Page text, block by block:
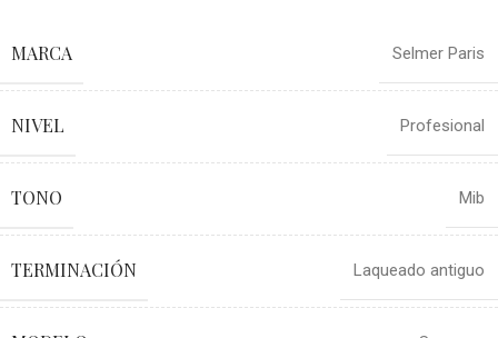
MARCA Selmer Paris
NIVEL Profesional
TONO Mib
TERMINACIÓN Laqueado antiguo